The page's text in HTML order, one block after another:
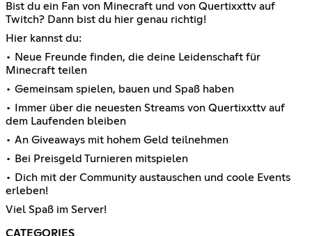
Bist du ein Fan von Minecraft und von Quertixxttv auf
Twitch? Dann bist du hier genau richtig!
Hier kannst du:
• Neue Freunde finden, die deine Leidenschaft für
Minecraft teilen
• Gemeinsam spielen, bauen und Spaß haben
• Immer über die neuesten Streams von Quertixxttv auf
dem Laufenden bleiben
• An Giveaways mit hohem Geld teilnehmen
• Bei Preisgeld Turnieren mitspielen
• Dich mit der Community austauschen und coole Events
erleben!
Viel Spaß im Server!
CATEGORIES